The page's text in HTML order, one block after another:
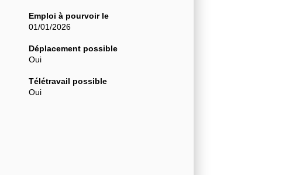
Emploi à pourvoir le
01/01/2026
Déplacement possible
Oui
Télétravail possible
Oui